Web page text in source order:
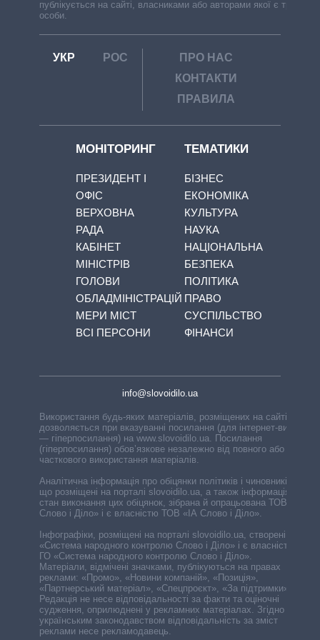
публікується на сайті, власниками або авторами якої є треті
особи.
УКР РОС
ПРО НАС
КОНТАКТИ
ПРАВИЛА
МОНІТОРИНГ
ПРЕЗИДЕНТ І
ОФІС
ВЕРХОВНА
РАДА
КАБІНЕТ
МІНІСТРІВ
ГОЛОВИ
ОБЛАДМІНІСТРАЦІЙ
МЕРИ МІСТ
ВСІ ПЕРСОНИ
ТЕМАТИКИ
БІЗНЕС
ЕКОНОМІКА
КУЛЬТУРА
НАУКА
НАЦІОНАЛЬНА
БЕЗПЕКА
ПОЛІТИКА
ПРАВО
СУСПІЛЬСТВО
ФІНАНСИ
info@slovoidilo.ua
Використання будь-яких матеріалів, розміщених на сайті,
дозволяється при вказуванні посилання (для інтернет-видань
— гіперпосилання) на www.slovoidilo.ua. Посилання
(гіперпосилання) обов’язкове незалежно від повного або
часткового використання матеріалів.
Аналітична інформація про обіцянки політиків і чиновників,
що розміщені на порталі slovoidilo.ua, а також інформація про
стан виконання цих обіцянок, зібрана й опрацьована ТОВ «ІА
Слово і Діло» і є власністю ТОВ «ІА Слово і Діло».
Інфографіки, розміщені на порталі slovoidilo.ua, створені ГО
«Система народного контролю Слово і Діло» і є власністю
ГО «Система народного контролю Слово і Діло».
Матеріали, відмічені значками, публікуються на правах
реклами: «Промо», «Новини компаній», «Позиція»,
«Партнерський матеріал», «Спецпроєкт», «За підтримки».
Редакція не несе відповідальності за факти та оціночні
судження, оприлюднені у рекламних матеріалах. Згідно з
українським законодавством відповідальність за зміст
реклами несе рекламодавець.